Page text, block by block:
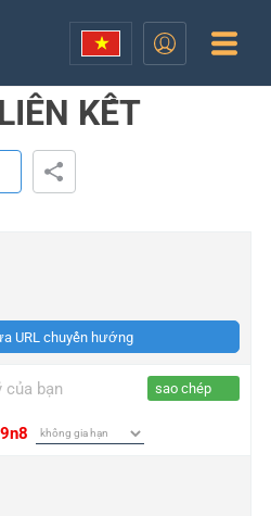
KẾT
URL chuyển hướng
bạn sao chép